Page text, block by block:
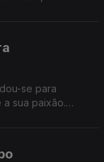
se para
sua paixão.